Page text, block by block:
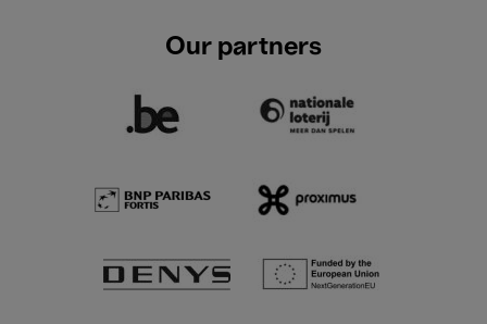
Our partners